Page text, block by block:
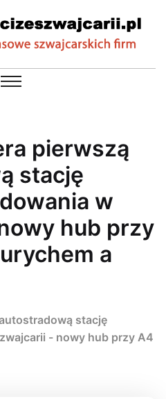
pierwszą
stację
w
hub przy
a
stację
- nowy hub przy A4